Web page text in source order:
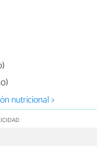
nutricional >